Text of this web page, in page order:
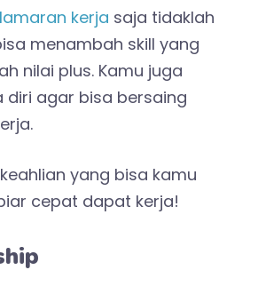
kerja saja tidaklah
menambah skill yang
nilai plus. Kamu juga
diri agar bisa bersaing
yang bisa kamu
cepat dapat kerja!